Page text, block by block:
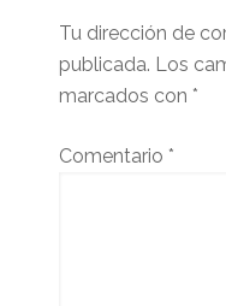
Tu dirección de
publicada. Los
marcados con *
Comentario *